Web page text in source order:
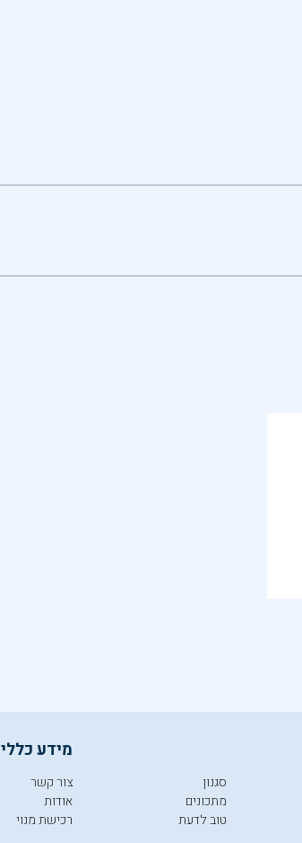
סגנון
מתכונים
טוב לדעת
מידע כללי
צור קשר
אודות
רכישת מנוי